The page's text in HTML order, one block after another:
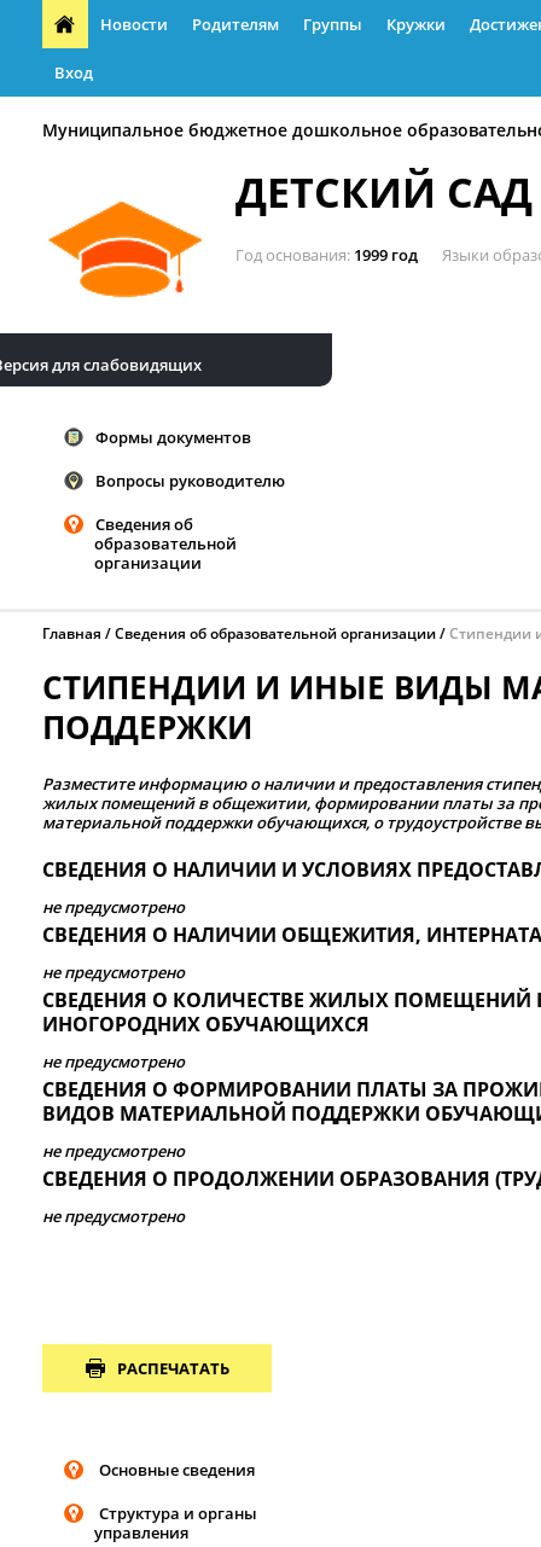
Новости Родителям Группы Кружки
Вход
Муниципальное бюджетное дошкольное
ДЕТСКИЙ
Год основания 1999 год Языки
для слабовидящих
Формы документов
Вопросы руководителю
Сведения об
образовательной
организации
Главная Сведения об образовательной организации Стипендии
СТИПЕНДИИ И ИНЫЕ ВИДЫ
ПОДДЕРЖКИ
Разместите информацию о наличии и предоставления
жилых помещений в общежитии, формировании платы за
материальнойподдержкиобучающихся, о трудоустройстве
СВЕДЕНИЯ О НАЛИЧИИ И УСЛОВИЯХ
не предусмотрено
СВЕДЕНИЯ О НАЛИЧИИ ОБЩЕЖИТИЯ, ИНТЕРНАТА
не предусмотрено
CВЕДЕНИЯ О КОЛИЧЕСТВЕ ЖИЛЫХ ПОМЕЩЕНИЙ
ИНОГОРОДНИХ ОБУЧАЮЩИХСЯ
не предусмотрено
CВЕДЕНИЯ О ФОРМИРОВАНИИ ПЛАТЫ ЗА
ВИДОВ МАТЕРИАЛЬНОЙ ПОДДЕРЖКИ
не предусмотрено
CВЕДЕНИЯ О ПРОДОЛЖЕНИИ ОБРАЗОВАНИЯ
не предусмотрено
РАСПЕЧАТАТЬ
Основные сведения
Структура и органы
управления